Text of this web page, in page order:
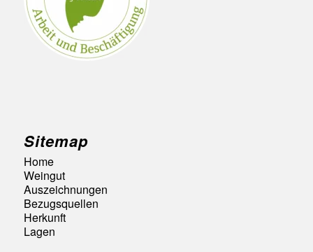
Sitemap
Home
Weingut
Auszeichnungen
Bezugsquellen
Herkunft
Lagen